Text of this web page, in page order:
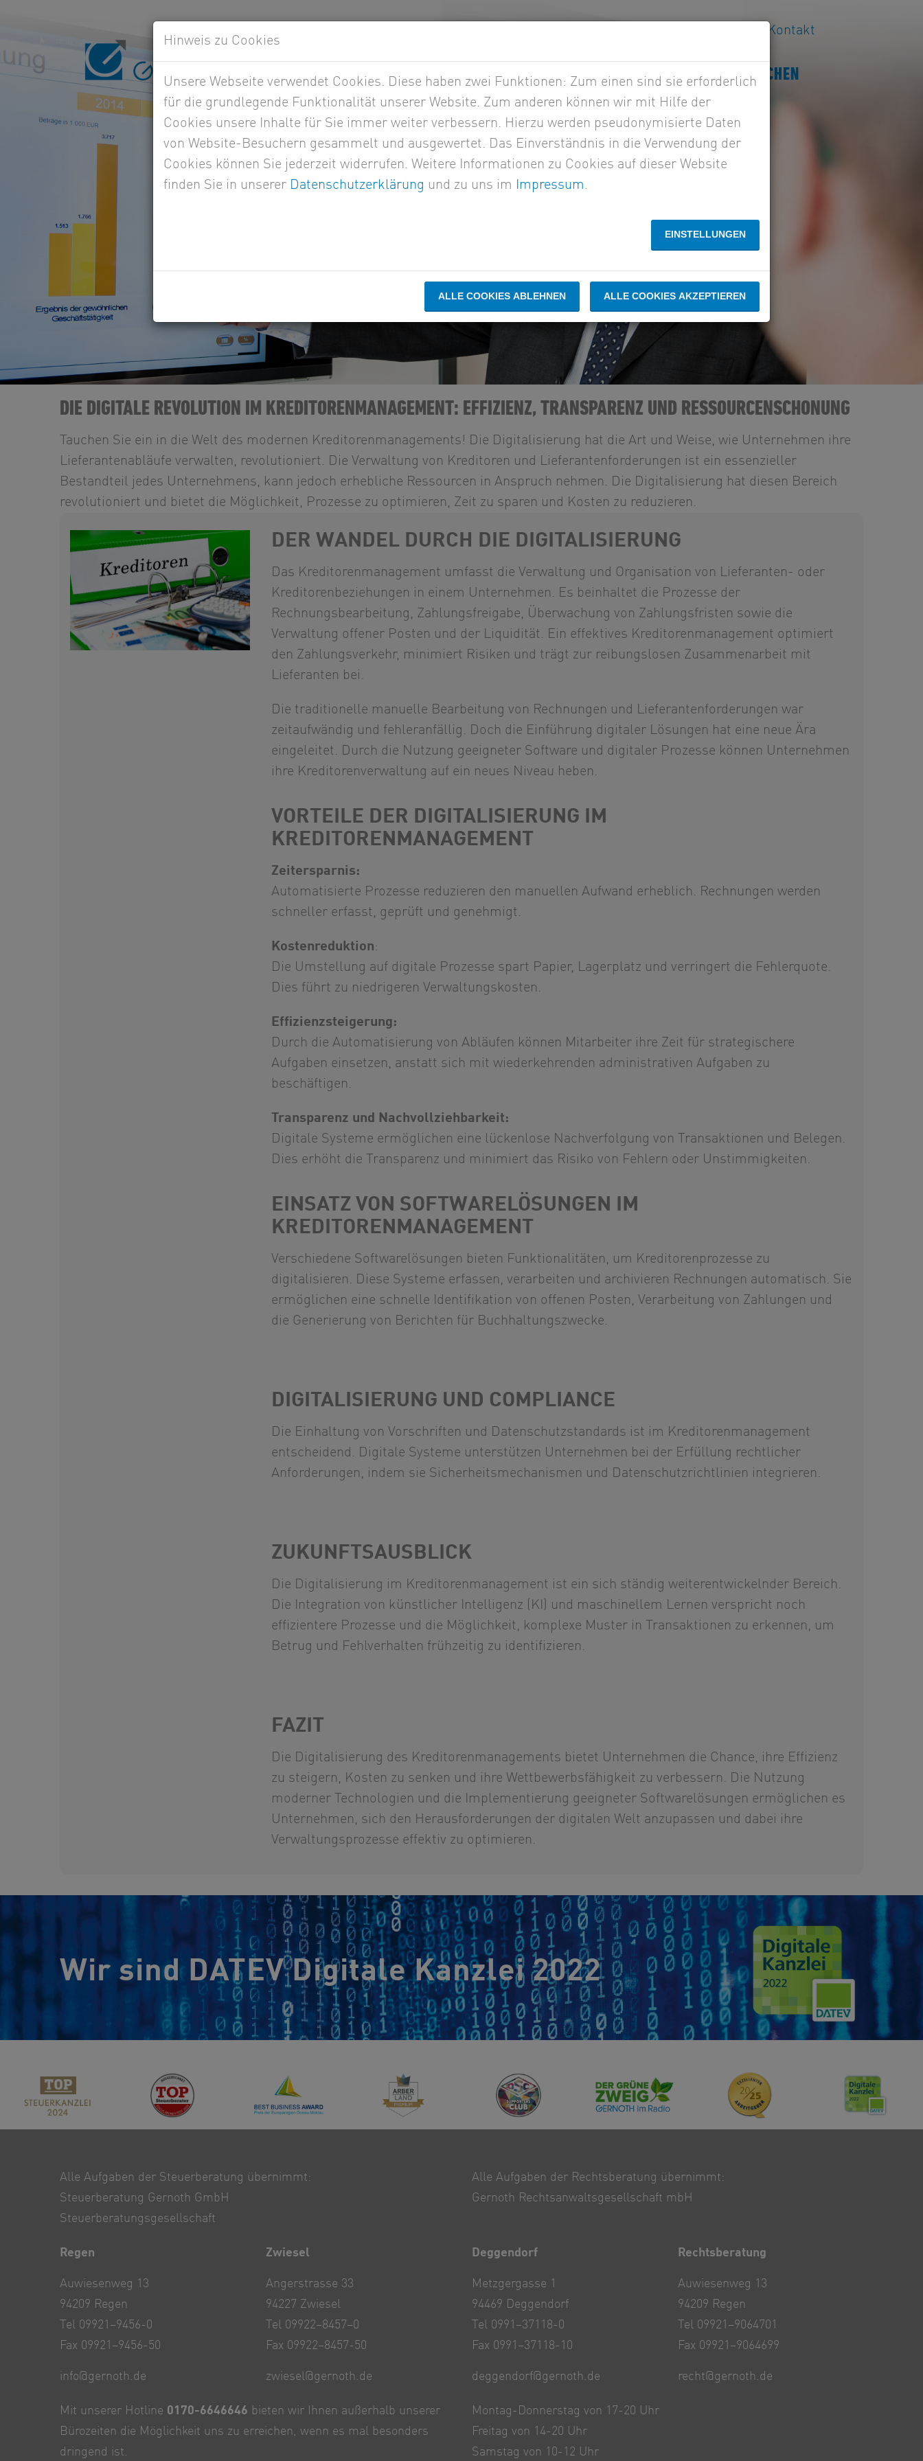
Kontakt
STEUERN RECHT CONSULTING BRANCHEN
DIE DIGITALE REVOLUTION IM KREDITORENMANAGEMENT: EFFIZIENZ, TRANSPARENZ UND RESSOURCENSCHONUNG
Tauchen Sie ein in die Welt des modernen Kreditorenmanagements! Die Digitalisierung hat die Art und Weise, wie Unternehmen ihre
Lieferantenabläufe verwalten, revolutioniert. Die Verwaltung von Kreditoren und Lieferantenforderungen ist ein essenzieller
Bestandteil jedes Unternehmens, kann jedoch erhebliche Ressourcen in Anspruch nehmen. Die Digitalisierung hat diesen Bereich
revolutioniert und bietet die Möglichkeit, Prozesse zu optimieren, Zeit zu sparen und Kosten zu reduzieren.
DER WANDEL DURCH DIE DIGITALISIERUNG
Das Kreditorenmanagement umfasst die Verwaltung und Organisation von Lieferanten- oder
Kreditorenbeziehungen in einem Unternehmen. Es beinhaltet die Prozesse der
Rechnungsbearbeitung, Zahlungsfreigabe, Überwachung von Zahlungsfristen sowie die
Verwaltung offener Posten und der Liquidität. Ein effektives Kreditorenmanagement optimiert
den Zahlungsverkehr, minimiert Risiken und trägt zur reibungslosen Zusammenarbeit mit
Lieferanten bei.
Die traditionelle manuelle Bearbeitung von Rechnungen und Lieferantenforderungen war
zeitaufwändig und fehleranfällig. Doch die Einführung digitaler Lösungen hat eine neue Ära
eingeleitet. Durch die Nutzung geeigneter Software und digitaler Prozesse können Unternehmen
ihre Kreditorenverwaltung auf ein neues Niveau heben.
VORTEILE DER DIGITALISIERUNG IM
KREDITORENMANAGEMENT
Zeitersparnis:
Automatisierte Prozesse reduzieren den manuellen Aufwand erheblich. Rechnungen werden
schneller erfasst, geprüft und genehmigt.
Kostenreduktion:
Die Umstellung auf digitale Prozesse spart Papier, Lagerplatz und verringert die Fehlerquote.
Dies führt zu niedrigeren Verwaltungskosten.
Effizienzsteigerung:
Durch die Automatisierung von Abläufen können Mitarbeiter ihre Zeit für strategischere
Aufgaben einsetzen, anstatt sich mit wiederkehrenden administrativen Aufgaben zu
beschäftigen.
Transparenz und Nachvollziehbarkeit:
Digitale Systeme ermöglichen eine lückenlose Nachverfolgung von Transaktionen und Belegen.
Dies erhöht die Transparenz und minimiert das Risiko von Fehlern oder Unstimmigkeiten.
EINSATZ VON SOFTWARELÖSUNGEN IM
KREDITORENMANAGEMENT
Verschiedene Softwarelösungen bieten Funktionalitäten, um Kreditorenprozesse zu
digitalisieren. Diese Systeme erfassen, verarbeiten und archivieren Rechnungen automatisch. Sie
ermöglichen eine schnelle Identifikation von offenen Posten, Verarbeitung von Zahlungen und
die Generierung von Berichten für Buchhaltungszwecke.
DIGITALISIERUNG UND COMPLIANCE
Die Einhaltung von Vorschriften und Datenschutzstandards ist im Kreditorenmanagement
entscheidend. Digitale Systeme unterstützen Unternehmen bei der Erfüllung rechtlicher
Anforderungen, indem sie Sicherheitsmechanismen und Datenschutzrichtlinien integrieren.
ZUKUNFTSAUSBLICK
Die Digitalisierung im Kreditorenmanagement ist ein sich ständig weiterentwickelnder Bereich.
Die Integration von künstlicher Intelligenz (KI) und maschinellem Lernen verspricht noch
effizientere Prozesse und die Möglichkeit, komplexe Muster in Transaktionen zu erkennen, um
Betrug und Fehlverhalten frühzeitig zu identifizieren.
FAZIT
Die Digitalisierung des Kreditorenmanagements bietet Unternehmen die Chance, ihre Effizienz
zu steigern, Kosten zu senken und ihre Wettbewerbsfähigkeit zu verbessern. Die Nutzung
moderner Technologien und die Implementierung geeigneter Softwarelösungen ermöglichen es
Unternehmen, sich den Herausforderungen der digitalen Welt anzupassen und dabei ihre
Verwaltungsprozesse effektiv zu optimieren.
Wir sind DATEV Digitale Kanzlei 2022
Alle Aufgaben der Steuerberatung übernimmt:
Steuerberatung Gernoth GmbH
Steuerberatungsgesellschaft
Alle Aufgaben der Rechtsberatung übernimmt:
Gernoth Rechtsanwaltsgesellschaft mbH
Regen
Auwiesenweg 13
94209 Regen
Tel 09921–9456-0
Fax 09921–9456-50
info@gernoth.de
Zwiesel
Angerstrasse 33
94227 Zwiesel
Tel 09922–8457–0
Fax 09922–8457-50
zwiesel@gernoth.de
Deggendorf
Metzgergasse 1
94469 Deggendorf
Tel 0991–37118-0
Fax 0991–37118-10
deggendorf@gernoth.de
Rechtsberatung
Auwiesenweg 13
94209 Regen
Tel 09921–9064701
Fax 09921–9064699
recht@gernoth.de
Mit unserer Hotline 0170-6646646 bieten wir Ihnen außerhalb unserer
Bürozeiten die Möglichkeit uns zu erreichen, wenn es mal besonders
dringend ist.
Montag-Donnerstag von 17-20 Uhr
Freitag von 14-20 Uhr
Samstag von 10-12 Uhr
Hinweis zu Cookies
Unsere Webseite verwendet Cookies. Diese haben zwei Funktionen: Zum einen sind sie erforderlich
für die grundlegende Funktionalität unserer Website. Zum anderen können wir mit Hilfe der
Cookies unsere Inhalte für Sie immer weiter verbessern. Hierzu werden pseudonymisierte Daten
von Website-Besuchern gesammelt und ausgewertet. Das Einverständnis in die Verwendung der
Cookies können Sie jederzeit widerrufen. Weitere Informationen zu Cookies auf dieser Website
finden Sie in unserer Datenschutzerklärung und zu uns im Impressum .
EINSTELLUNGEN
ALLE COOKIES ABLEHNEN ALLE COOKIES AKZEPTIEREN